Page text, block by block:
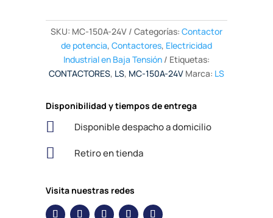
SKU: MC-150A-24V Categorías: Contactor
de potencia, Contactores, Electricidad
Industrial en Baja Tensión
Etiquetas:
CONTACTORES, LS, MC-150A-24V Marca: LS
Disponibilidad y tiempos de entrega
 Disponible despacho a domicilio
 Retiro en tienda
Visita nuestras redes